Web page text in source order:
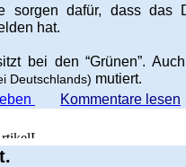
sorgen dafür, dass das
hat.
bei den “Grünen”.
Deutschlands) mutiert.
Kommentare lesen